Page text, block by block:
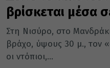
βρίσκεται μέσα
Στη Νισύρο, στο
βράχο, ύψους 30 μ., τον
οι ντόπιοι,...